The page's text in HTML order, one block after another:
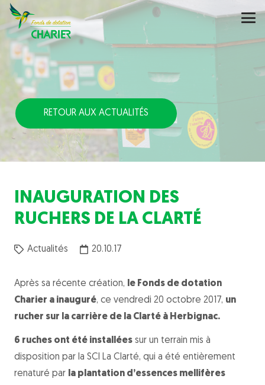
RETOUR AUX ACTUALITÉS
INAUGURATION DES
RUCHERS DE LA CLARTÉ
Actualités 20.10.17
Après sa récente création,
le Fonds de dotation
Charier a inauguré, ce vendredi 20 octobre 2017, un
rucher sur la carrière de la Clarté à Herbignac.
6 ruches ont été installées sur un terrain mis à
disposition par la SCI La Clarté, qui a été entièrement
renaturé par la plantation d’essences mellifères